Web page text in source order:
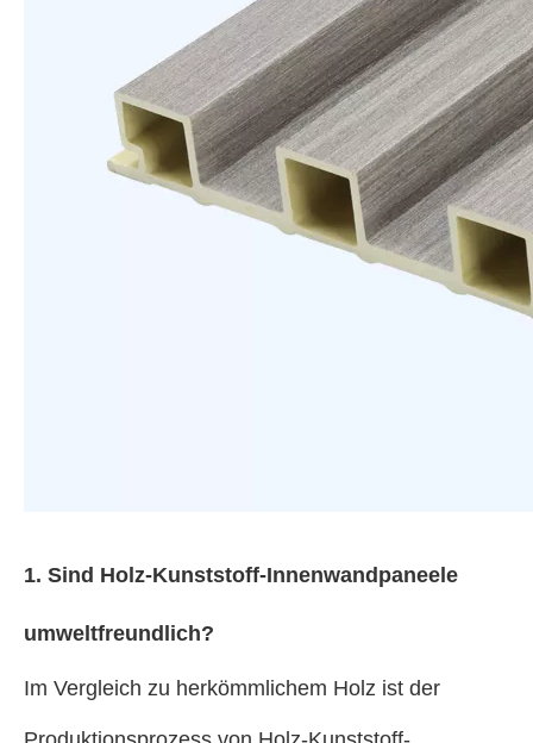
1. Sind Holz-Kunststoff-Innenwandpaneele
umweltfreundlich?
Im Vergleich zu herkömmlichem Holz ist der